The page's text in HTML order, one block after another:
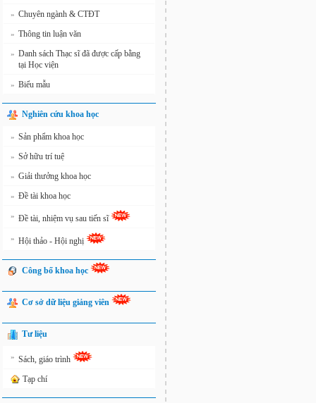
» Chuyên ngành & CTĐT
» Thông tin luận văn
» Danh sách Thạc sĩ đã được cấp bằng
tại Học viện
» Biểu mẫu
Nghiên cứu khoa học
» Sản phẩm khoa học
» Sở hữu trí tuệ
» Giải thưởng khoa học
» Đề tài khoa học
» Đề tài, nhiệm vụ sau tiến sĩ
» Hội thảo - Hội nghị
Công bố khoa học
Cơ sở dữ liệu giảng viên
Tư liệu
» Sách, giáo trình
Tạp chí